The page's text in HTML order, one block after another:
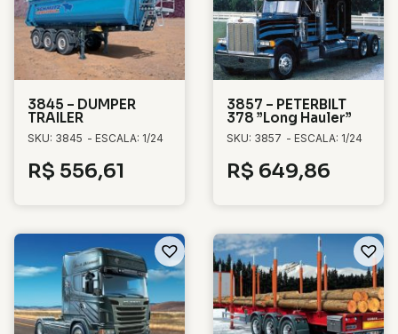
3845 – DUMPER
TRAILER
SKU: 3845 - ESCALA: 1/24
R$ 556,61
3857 – PETERBILT
378 ”Long Hauler”
SKU: 3857 - ESCALA: 1/24
R$ 649,86